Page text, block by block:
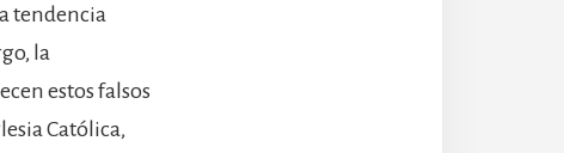
tendencia
la
estos falsos
Católica,